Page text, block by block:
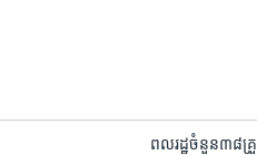
ពលរដ្ឋ​ចំនួន​៣៨​គ្រួ